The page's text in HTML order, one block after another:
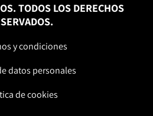
TODOS LOS DERECHOS
y condiciones
datos personales
de cookies